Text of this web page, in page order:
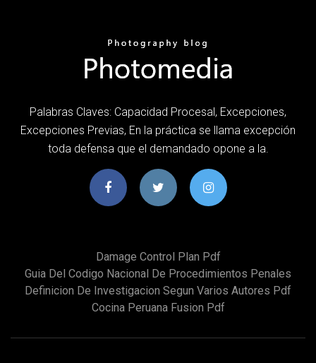
Palabras Claves: Capacidad Procesal, Excepciones,
Excepciones Previas, En la práctica se llama excepción
toda defensa que el demandado opone a la.
Damage Control Plan Pdf
Guia Del Codigo Nacional De Procedimientos Penales
Definicion De Investigacion Segun Varios Autores Pdf
Cocina Peruana Fusion Pdf